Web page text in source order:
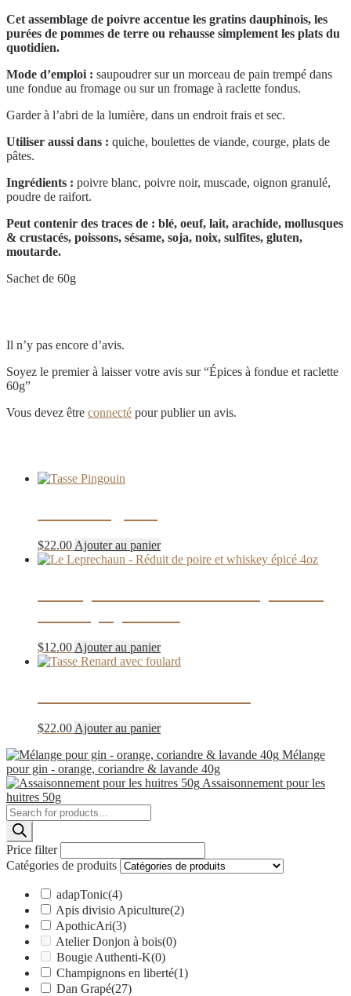
Cet assemblage de poivre accentue les gratins dauphinois, les
purées de pommes de terre ou rehausse simplement les plats du
quotidien.
Mode d’emploi : saupoudrer sur un morceau de pain trempé dans
une fondue au fromage ou sur un fromage à raclette fondus.
Garder à l’abri de la lumière, dans un endroit frais et sec.
Utiliser aussi dans : quiche, boulettes de viande, courge, plats de
pâtes.
Ingrédients : poivre blanc, poivre noir, muscade, oignon granulé,
poudre de raifort.
Peut contenir des traces de : blé, oeuf, lait, arachide, mollusques
& crustacés, poissons, sésame, soja, noix, sulfites, gluten,
moutarde.
Sachet de 60g
Il n’y pas encore d’avis.
Soyez le premier à laisser votre avis sur “Épices à fondue et raclette
60g”
Vous devez être connecté pour publier un avis.
$22.00 Ajouter au panier
$12.00 Ajouter au panier
$22.00 Ajouter au panier
Mélange
pour gin - orange, coriandre & lavande 40g
Assaisonnement pour les
huitres 50g
Products
search
Price filter
Catégories de produits
adapTonic(4)
Apis divisio Apiculture(2)
ApothicAri(3)
Atelier Donjon à bois(0)
Bougie Authenti-K(0)
Champignons en liberté(1)
Dan Grapé(27)